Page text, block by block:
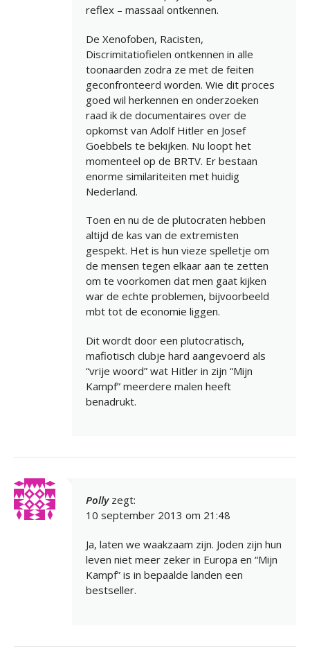
reflex – massaal ontkennen.
De Xenofoben, Racisten,
Discrimitatiofielen ontkennen in alle
toonaarden zodra ze met de feiten
geconfronteerd worden. Wie dit proces
goed wil herkennen en onderzoeken
raad ik de documentaires over de
opkomst van Adolf Hitler en Josef
Goebbels te bekijken. Nu loopt het
momenteel op de BRTV. Er bestaan
enorme similariteiten met huidig
Nederland.
Toen en nu de de plutocraten hebben
altijd de kas van de extremisten
gespekt. Het is hun vieze spelletje om
de mensen tegen elkaar aan te zetten
om te voorkomen dat men gaat kijken
war de echte problemen, bijvoorbeeld
mbt tot de economie liggen.
Dit wordt door een plutocratisch,
mafiotisch clubje hard aangevoerd als
“vrije woord” wat Hitler in zijn “Mijn
Kampf” meerdere malen heeft
benadrukt.
Polly zegt:
10 september 2013 om 21:48
Ja, laten we waakzaam zijn. Joden zijn hun
leven niet meer zeker in Europa en “Mijn
Kampf” is in bepaalde landen een
bestseller.